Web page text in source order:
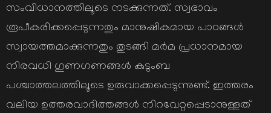
സംവിധാനത്തിലൂടെ നടക്കുന്നത്. സ്വഭാവം
രൂപീകരിക്കപ്പെടുന്നതും മാനുഷികമായ പാഠങ്ങള്‍
സ്വായത്തമാക്കുന്നതും തുടങ്ങി മര്‍മ പ്രധാനമായ
നിരവധി ഗുണഗണങ്ങള്‍ കുടുംബ
പശ്ചാത്തലത്തിലൂടെ ഉരുവാക്കപ്പെടുന്നുണ്ട്. ഇത്തരം
വലിയ ഉത്തരവാദിത്തങ്ങള്‍ നിറവേറ്റപ്പെടാനുള്ളത്